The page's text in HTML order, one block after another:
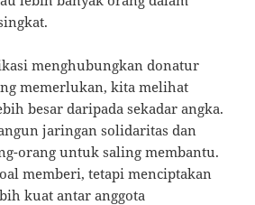
menghubungkan donatur
memerlukan, kita melihat
besar daripada sekadar angka.
jaringan solidaritas dan
orang untuk saling membantu.
memberi, tetapi menciptakan
kuat antar anggota